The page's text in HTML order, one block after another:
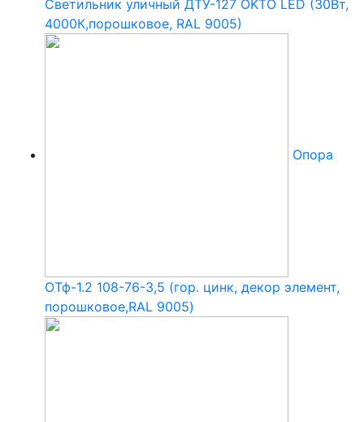
Светильник уличный ДТУ-127 OKTO LED (30Вт,
4000К,порошковое, RAL 9005)
Опора
ОТф-1.2 108-76-3,5 (гор. цинк, декор элемент,
порошковое,RAL 9005)